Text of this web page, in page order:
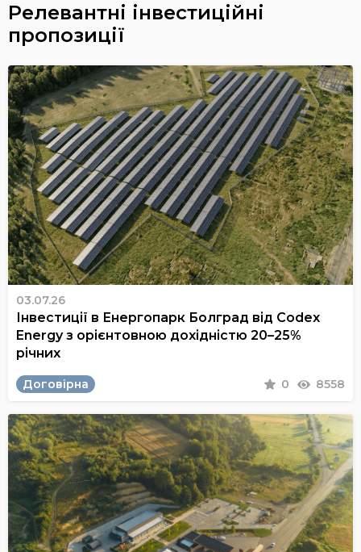
Релевантні інвестиційні
пропозиції
03.07.26
Інвестиції в Енергопарк Болград від Codex
Energy з орієнтовною дохідністю 20–25%
річних
Договірна 0 8558